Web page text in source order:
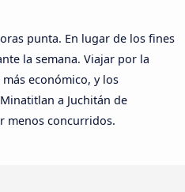
punta. En lugar de los fines
la semana. Viajar por la
económico, y los
a Juchitán de
menos concurridos.